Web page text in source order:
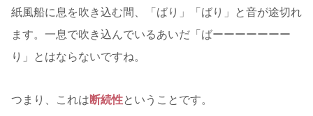
紙風船に息を吹き込む間、「ばり」「ばり」と音が途切れ
ます。一息で吹き込んでいるあいだ「ばーーーーーーー
り」とはならないですね。
つまり、これは断続性ということです。